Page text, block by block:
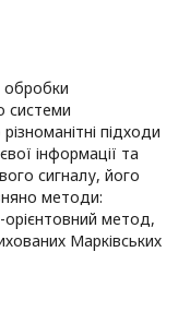
обробки
системи
підходи
інформації та
сигналу, його
методи:
метод,
Марківських